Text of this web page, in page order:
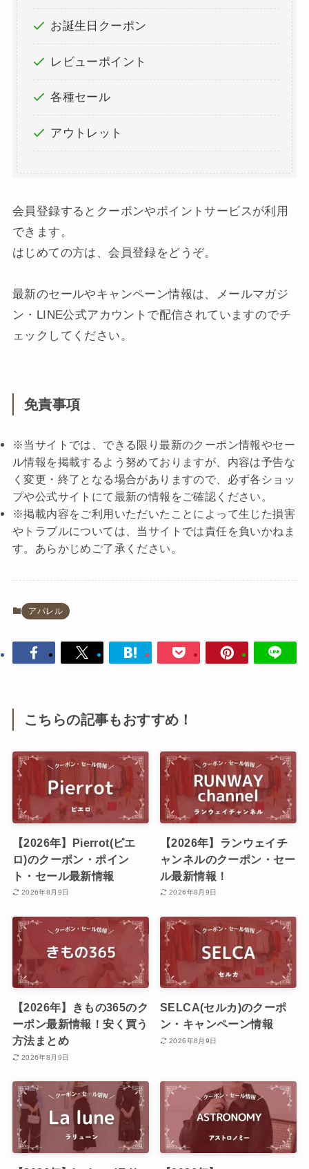
お誕生日クーポン
レビューポイント
各種セール
アウトレット
会員登録するとクーポンやポイントサービスが利用
できます。
はじめての方は、会員登録をどうぞ。
最新のセールやキャンペーン情報は、メールマガジ
ン・LINE公式アカウントで配信されていますのでチ
ェックしてください。
免責事項
※当サイトでは、できる限り最新のクーポン情報やセー
ル情報を掲載するよう努めておりますが、内容は予告な
く変更・終了となる場合がありますので、必ず各ショッ
プや公式サイトにて最新の情報をご確認ください。
※掲載内容をご利用いただいたことによって生じた損害
やトラブルについては、当サイトでは責任を負いかねま
す。あらかじめご了承ください。
アパレル
こちらの記事もおすすめ！
【2026年】Pierrot(ピエ
ロ)のクーポン・ポイン
ト・セール最新情報
2026年8月9日
【2026年】ランウェイチ
ャンネルのクーポン・セー
ル最新情報！
2026年8月9日
【2026年】きもの365のク
ーポン最新情報！安く買う
方法まとめ
2026年8月9日
SELCA(セルカ)のクーポ
ン・キャンペーン情報
2026年8月9日